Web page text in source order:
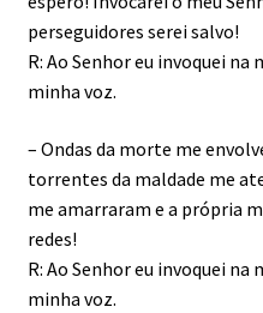
perseguidores serei salvo!
R: Ao Senhor eu invoquei
minha voz.
– Ondas da morte me
torrentes da maldade me
me amarraram e a própria
redes!
R: Ao Senhor eu invoquei
minha voz.